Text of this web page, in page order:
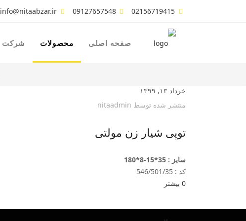
02156719415
09127657548
info@nitaabzar.ir
صفحه اصلی محصولات شرکت
خرداد ۱۳, ۱۳۹۹
منتشر شده توسط nitaadmin
توپی شیار زن مولتی
سایز : 35*15-8*180
کد : 546/501/35
0 بیشتر